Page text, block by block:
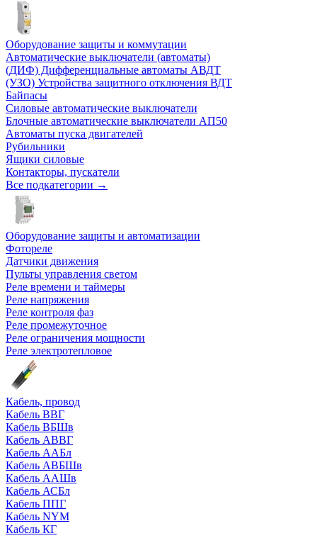
Оборудование защиты и коммутации
Автоматические выключатели (автоматы)
(ДИФ) Дифференциальные автоматы АВДТ
(УЗО) Устройства защитного отключения ВДТ
Байпасы
Силовые автоматические выключатели
Блочные автоматические выключатели АП50
Автоматы пуска двигателей
Рубильники
Ящики силовые
Контакторы, пускатели
Все подкатегории →
Оборудование защиты и автоматизации
Фотореле
Датчики движения
Пульты управления светом
Реле времени и таймеры
Реле напряжения
Реле контроля фаз
Реле промежуточное
Реле ограничения мощности
Реле электротепловое
Кабель, провод
Кабель ВВГ
Кабель ВБШв
Кабель АВВГ
Кабель ААБл
Кабель АВБШв
Кабель ААШв
Кабель АСБл
Кабель ППГ
Кабель NYM
Кабель КГ